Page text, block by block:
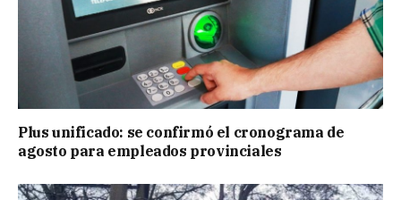
Plus unificado: se confirmó el cronograma de
agosto para empleados provinciales